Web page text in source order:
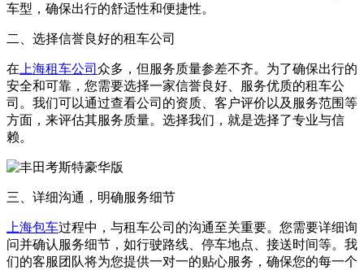
车型，确保出行的舒适性和便捷性。
二、选择信誉良好的租车公司
在 上海租车公司 众多，但服务质量参差不齐。为了确保出行的
安全和可靠，您需要选择一家信誉良好、服务优质的租车公
司。我们可以通过查看公司的资质、客户评价以及服务范围等
方面，来评估其服务质量。选择我们，就是选择了专业与信
赖。
三、详细沟通，明确服务细节
上海包车过程中，与租车公司的沟通至关重要。您需要详细询
问并确认服务细节，如行驶路线、停车地点、接送时间等。我
们的客服团队将为您提供一对一的贴心服务，确保您的每一个